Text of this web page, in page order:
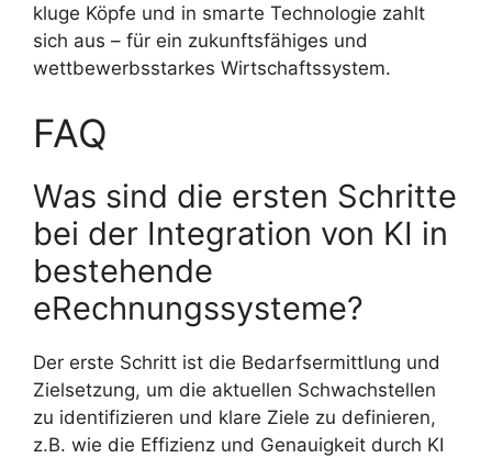
kluge Köpfe und in smarte Technologie zahlt
sich aus – für ein zukunftsfähiges und
wettbewerbsstarkes Wirtschaftssystem.
FAQ
Was sind die ersten Schritte
bei der Integration von KI in
bestehende
eRechnungssysteme?
Der erste Schritt ist die Bedarfsermittlung und
Zielsetzung, um die aktuellen Schwachstellen
zu identifizieren und klare Ziele zu definieren,
z.B. wie die Effizienz und Genauigkeit durch KI